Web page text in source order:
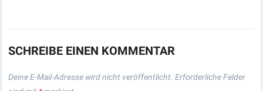
SCHREIBE EINEN KOMMENTAR
Deine E-Mail-Adresse wird nicht veröffentlicht. Erforderliche Felder